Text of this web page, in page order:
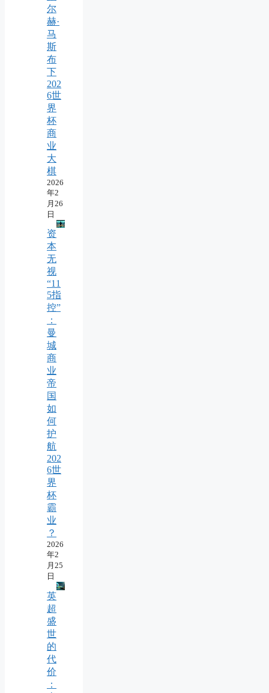
尔
赫·
马
斯
布
下
202
6世
界
杯
商
业
大
棋
2026
年2
月26
日
资
本
无
视
“11
5指
控”
：
曼
城
商
业
帝
国
如
何
护
航
202
6世
界
杯
霸
业
？
2026
年2
月25
日
英
超
盛
世
的
代
价
：